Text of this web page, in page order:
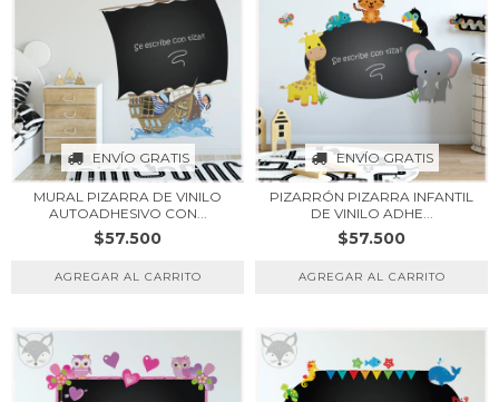
ENVÍO GRATIS
MURAL PIZARRA DE VINILO
AUTOADHESIVO CON...
$57.500
ENVÍO GRATIS
PIZARRÓN PIZARRA INFANTIL
DE VINILO ADHE...
$57.500